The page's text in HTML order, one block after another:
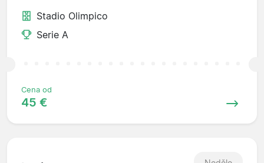
Stadio Olimpico
Serie A
Cena od
45 €